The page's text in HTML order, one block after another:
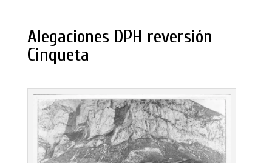
Alegaciones DPH reversión
Cinqueta